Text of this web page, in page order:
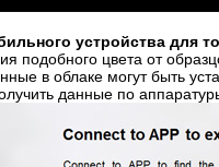
устройства для
цвета от
в облаке могут быть
данные по аппаратуры